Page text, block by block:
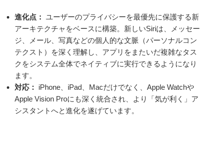
進化点： ユーザーのプライバシーを最優先に保護する新
アーキテクチャをベースに構築。新しいSiriは、メッセー
ジ、メール、写真などの個人的な文脈（パーソナルコン
テクスト）を深く理解し、アプリをまたいだ複雑なタス
クをシステム全体でネイティブに実行できるようになり
ます。
対応：
iPhone、iPad、Macだけでなく、Apple Watchや
Apple Vision Proにも深く統合され、より「気が利く」ア
シスタントへと進化を遂げています。